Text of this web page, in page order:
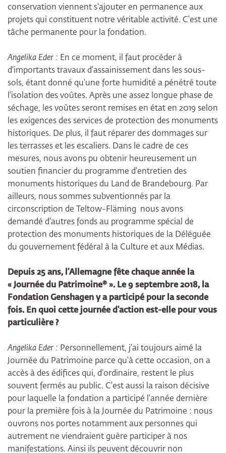
conservation viennent s'ajouter en permanence aux
projets qui constituent notre véritable activité. C'est une
tâche permanente pour la fondation.
Angelika Eder : En ce moment, il faut procéder à
d'importants travaux d'assainissement dans les sous-
sols, étant donné qu'une forte humidité a pénétré toute
l'isolation des voûtes. Après une assez longue phase de
séchage, les voûtes seront remises en état en 2019 selon
les exigences des services de protection des monuments
historiques. De plus, il faut réparer des dommages sur
les terrasses et les escaliers. Dans le cadre de ces
mesures, nous avons pu obtenir heureusement un
soutien financier du programme d'entretien des
monuments historiques du Land de Brandebourg. Par
ailleurs, nous sommes subventionnés par la
circonscription de Teltow-Fläming nous avons
demandé d'autres fonds au programme spécial de
protection des monuments historiques de la Déléguée
du gouvernement fédéral à la Culture et aux Médias.
Depuis 25 ans, l'Allemagne fête chaque année la
« Journée du Patrimoine® ». Le 9 septembre 2018, la
Fondation Genshagen y a participé pour la seconde
fois. En quoi cette journée d'action est-elle pour vous
particulière ?
Angelika Eder : Personnellement, j'ai toujours aimé la
Journée du Patrimoine parce qu'à cette occasion, on a
accès à des édifices qui, d'ordinaire, restent le plus
souvent fermés au public. C'est aussi la raison décisive
pour laquelle la fondation a participé l'année dernière
pour la première fois à la Journée du Patrimoine : nous
ouvrons nos portes notamment aux personnes qui
autrement ne viendraient guère participer à nos
manifestations. Ainsi ils peuvent découvrir non